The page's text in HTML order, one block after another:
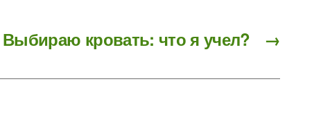
→
Выбираю кровать: что я учел?